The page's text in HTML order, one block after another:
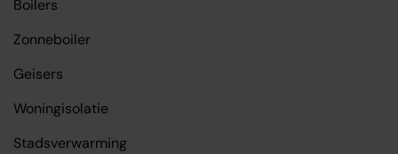
Boilers
Zonneboiler
Geisers
Woningisolatie
Stadsverwarming